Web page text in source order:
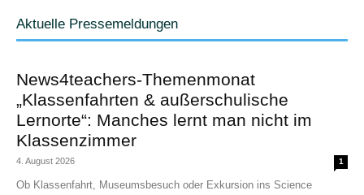
Aktuelle Pressemeldungen
News4teachers-Themenmonat
„Klassenfahrten & außerschulische
Lernorte“: Manches lernt man nicht im
Klassenzimmer
4. August 2026 1
Ob Klassenfahrt, Museumsbesuch oder Exkursion ins Science